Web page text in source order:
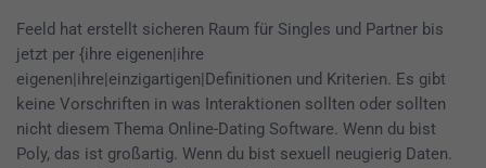
Feeld hat erstellt sicheren Raum für Singles und Partner bis
jetzt per {ihre eigenen|ihre
eigenen|ihre|einzigartigen|Definitionen und Kriterien. Es gibt
keine Vorschriften in was Interaktionen sollten oder sollten
nicht diesem Thema Online-Dating Software. Wenn du bist
Poly, das ist großartig. Wenn du bist sexuell neugierig Daten.